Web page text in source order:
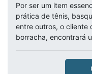
Por ser um item
prática de tênis,
entre outros, o cliente
borracha, encontrará